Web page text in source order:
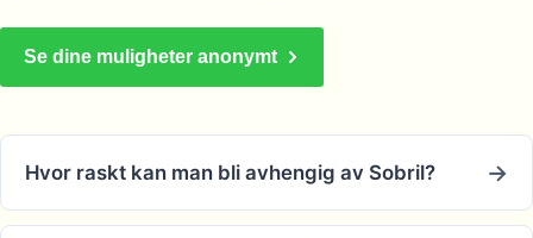
Se dine muligheter anonymt
Hvor raskt kan man bli avhengig av Sobril?